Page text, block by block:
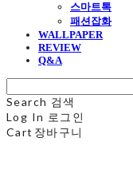
스마트톡
패션잡화
WALLPAPER
REVIEW
Q&A
Search 검색
Log In 로그인
Cart 장바구니